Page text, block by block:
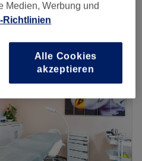
10:00–18:00
11:00–18:00
Geschlossen
Beauty!
im Herzen von
Medien, Werbung und
Richtlinien
Alle Cookies
akzeptieren